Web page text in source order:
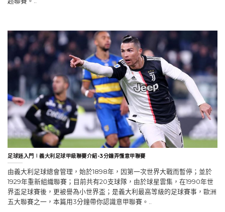
超聯賽。..
足球迷入門∣義大利足球甲級聯賽介紹-3分鐘弄懂意甲聯賽
由義大利足球總會管理，始於1898年，因第一次世界大戰而暫停；並於
1929年重新組織聯賽；目前共有20支球隊，由於球星雲集，在1990年世
界盃足球賽後，更被譽為小世界盃；是義大利最高等級的足球賽事，歐洲
五大聯賽之一，本篇用3分鐘帶你認識意甲聯賽。..